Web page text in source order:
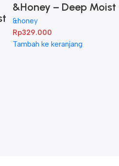
&Honey – Deep Moist
Hair Oil 3.0 100ml
&honey
Rp329.000
Tambah ke keranjang